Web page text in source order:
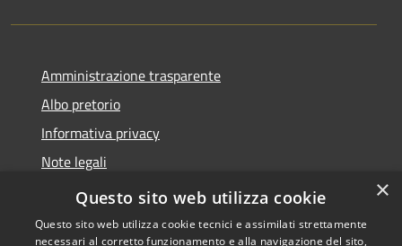
Amministrazione trasparente
Albo pretorio
Informativa privacy
Note legali
Dichiarazione di accessibilità
×
Questo sito web utilizza cookie
Questo sito web utilizza cookie tecnici e assimilati strettamente
necessari al corretto funzionamento e alla navigazione del sito,